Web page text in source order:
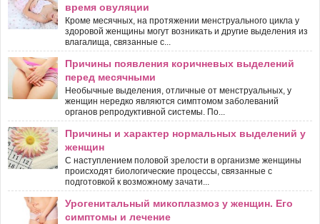
время овуляции
Кроме месячных, на протяжении менструального цикла у
здоровой женщины могут возникать и другие выделения из
влагалища, связанные с...
Причины появления коричневых выделений
перед месячными
Необычные выделения, отличные от менструальных, у
женщин нередко являются симптомом заболеваний
органов репродуктивной системы. По...
Причины и характер нормальных выделений у
женщин
С наступлением половой зрелости в организме женщины
происходят биологические процессы, связанные с
подготовкой к возможному зачати...
Урогенитальный микоплазмоз у женщин. Его
симптомы и лечение